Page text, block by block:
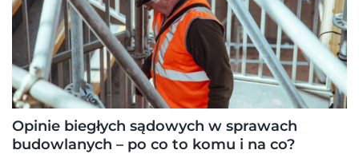
Opinie biegłych sądowych w sprawach
budowlanych – po co to komu i na co?